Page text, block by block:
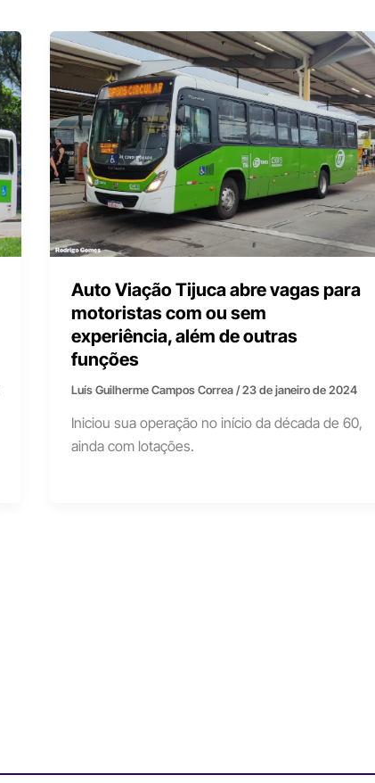
Auto Viação Tijuca abre vagas para
motoristas com ou sem
experiência, além de outras
funções
Luís Guilherme Campos Correa/23 de janeiro de 2024
Iniciou sua operação no início da década de 60,
ainda com lotações.